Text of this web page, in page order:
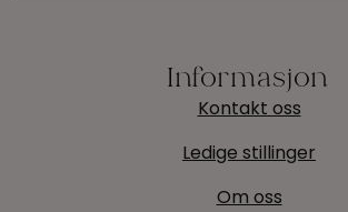
Kontakt oss
Ledige stillinger
Om oss